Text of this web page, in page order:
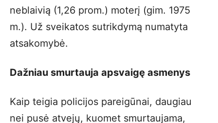
neblaivią (1,26 prom.) moterį (gim. 1975
m.). Už sveikatos sutrikdymą numatyta
atsakomybė.
Dažniau smurtauja apsvaigę asmenys
Kaip teigia policijos pareigūnai, daugiau
nei pusė atvejų, kuomet smurtaujama,